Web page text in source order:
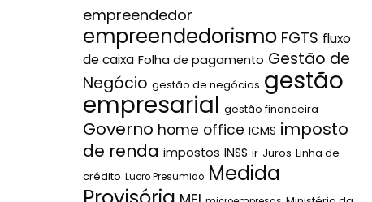
empreendedor
empreendedorismo FGTS fluxo
de caixa Folha de pagamento Gestão de
Negócio gestão de negócios gestão
empresarial gestão financeira
Governo home office ICMS imposto
de renda impostos INSS ir Juros Linha de
crédito Lucro Presumido Medida